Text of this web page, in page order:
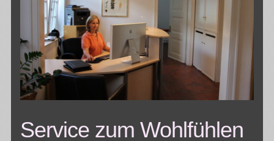
Service zum Wohlfühlen